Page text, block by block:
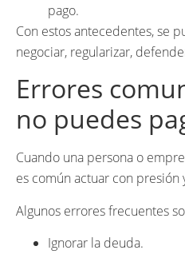
pago.
Con estos antecedentes, se
negociar, regularizar,
Errores
no puedes
Cuando una persona o
es común actuar con
Algunos errores frecuentes
Ignorar la deuda.